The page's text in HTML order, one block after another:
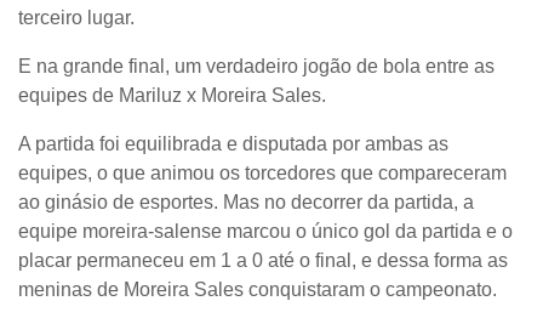
terceiro lugar.
E na grande final, um verdadeiro jogão de bola entre as
equipes de Mariluz x Moreira Sales.
A partida foi equilibrada e disputada por ambas as
equipes, o que animou os torcedores que compareceram
ao ginásio de esportes. Mas no decorrer da partida, a
equipe moreira-salense marcou o único gol da partida e o
placar permaneceu em 1 a 0 até o final, e dessa forma as
meninas de Moreira Sales conquistaram o campeonato.